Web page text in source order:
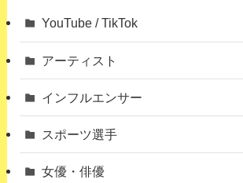
YouTube / TikTok
アーティスト
インフルエンサー
スポーツ選手
女優・俳優